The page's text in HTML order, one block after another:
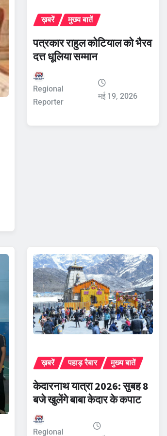
ख़बरें मुख्य बातें
पत्रकार राहुल कोटियाल को भैरव
दत्त धूलिया सम्मान
Regional
Reporter
मई 19, 2026
ख़बरें पहाड़ रैबार मुख्य बातें
केदारनाथ यात्रा 2026: सुबह 8
बजे खुलेंगे बाबा केदार के कपाट
Regional